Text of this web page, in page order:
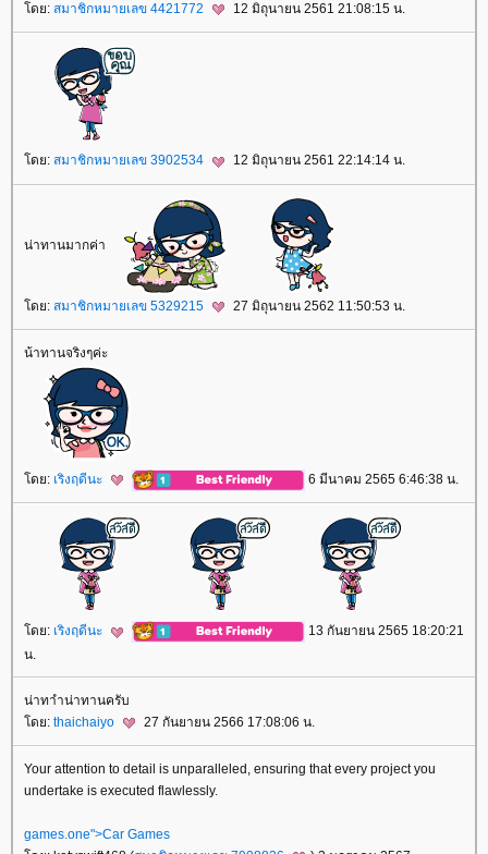
ดย: สมาชิกหมายเลข 4421772 12 มิถุนายน 2561 21:08:15 น.
ดย: สมาชิกหมายเลข 3902534 12 มิถุนายน 2561 22:14:14 น.
น่าทานมากค่า
ดย: สมาชิกหมายเลข 5329215 27 มิถุนายน 2562 11:50:53 น.
น้าทานจริงๆค่ะ
ดย: เริงฤดีนะ 6 มีนาคม 2565 6:46:38 น.
ดย: เริงฤดีนะ
13 กันยายน 2565 18:20:21
น.
น่าทาำน่าทานครับ
ดย: thaichaiyo 27 กันยายน 2566 17:08:06 น.
Your attention to detail is unparalleled, ensuring that every project you
undertake is executed flawlessly.
games.one">Car Games